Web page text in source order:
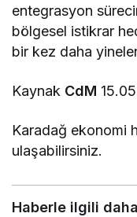
entegrasyon
bölgesel istikrar
bir kez daha
Kaynak CdM
Karadağ ekonomi
ulaşabilirsiniz.
Haberle ilgili